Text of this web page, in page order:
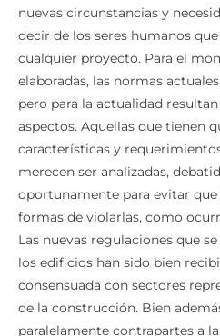
nuevas circunstancias y
decir de los seres humanos
cualquier proyecto. Para el
elaboradas, las normas
pero para la actualidad
aspectos. Aquellas que tienen
características y
merecen ser analizadas,
oportunamente para evitar
formas de violarlas, como
Las nuevas regulaciones que
los edificios han sido bien
consensuada con sectores
de la construcción. Bien
paralelamente contrapartes a